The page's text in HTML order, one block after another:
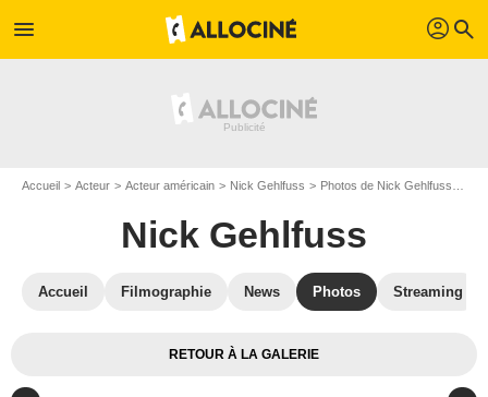
menu profil search
Accueil Acteur Acteur américain Nick Gehlfuss Photos de Nick Gehlfuss
Nick Gehlfuss
Accueil Filmographie News Photos Streaming
RETOUR À LA GALERIE